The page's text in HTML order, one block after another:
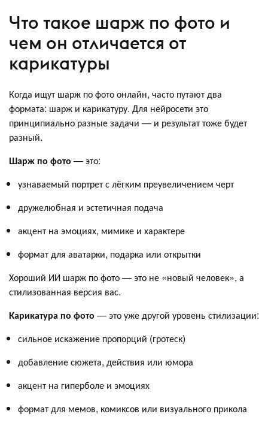
Что такое шарж по фото и
чем он отличается от
карикатуры
Когда ищут шарж по фото онлайн, часто путают два
формата: шарж и карикатуру. Для нейросети это
принципиально разные задачи — и результат тоже будет
разный.
Шарж по фото — это:
узнаваемый портрет с лёгким преувеличением черт
дружелюбная и эстетичная подача
акцент на эмоциях, мимике и характере
формат для аватарки, подарка или открытки
Хороший ИИ шарж по фото — это не «новый человек», а
стилизованная версия вас.
Карикатура по фото — это уже другой уровень стилизации:
сильное искажение пропорций (гротеск)
добавление сюжета, действия или юмора
акцент на гиперболе и эмоциях
формат для мемов, комиксов или визуального прикола